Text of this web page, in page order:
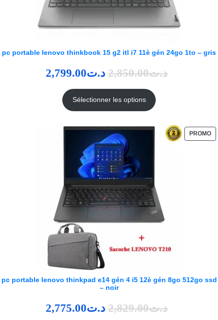
pc portable lenovo thinkbook 15 g2 itl i7 11è gén 24go 1to – gris
د.ت2,850.00 د.ت2,799.00
Sélectionner les options
PROMO
pc portable lenovo thinkpad e14 gén 4 i5 12è gén 8go 512go ssd
– noir
د.ت2,829.00 د.ت2,775.00